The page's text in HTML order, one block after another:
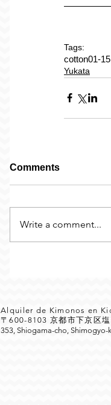
Tags:
cotton01-15
Yukata
Comments
Write a comment...
Alquiler de Kimonos en
〒600-8103 京都市下京
353, Shiogama-cho,